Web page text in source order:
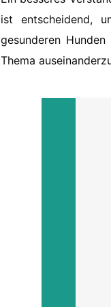
ist entscheidend,
gesunderen
Thema